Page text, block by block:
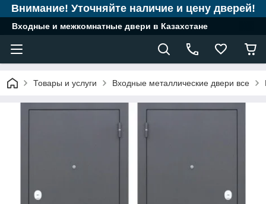
Внимание! Уточняйте наличие и цену дверей!
Входные и межкомнатные двери в Казахстане
Товары и услуги Входные металлические двери все